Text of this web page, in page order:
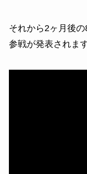
それから2ヶ月後
参戦が発表されます